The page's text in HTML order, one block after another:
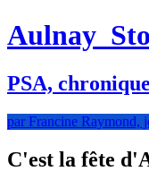
Aulnay
PSA,
par Francine Raymond,
C'est la fête